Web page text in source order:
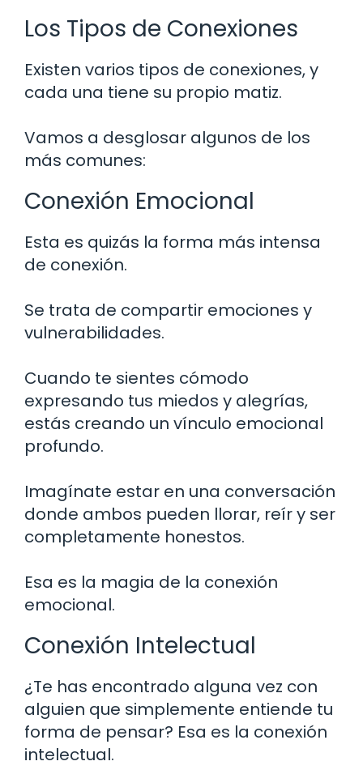
Los Tipos de Conexiones
Existen varios tipos de conexiones, y
cada una tiene su propio matiz.
Vamos a desglosar algunos de los
más comunes:
Conexión Emocional
Esta es quizás la forma más intensa
de conexión.
Se trata de compartir emociones y
vulnerabilidades.
Cuando te sientes cómodo
expresando tus miedos y alegrías,
estás creando un vínculo emocional
profundo.
Imagínate estar en una conversación
donde ambos pueden llorar, reír y ser
completamente honestos.
Esa es la magia de la conexión
emocional.
Conexión Intelectual
¿Te has encontrado alguna vez con
alguien que simplemente entiende tu
forma de pensar? Esa es la conexión
intelectual.